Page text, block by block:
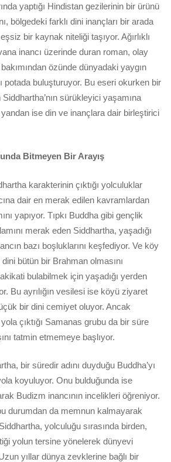
yaptığı Hindistan gezilerinin bir ürünü
bölgedeki farklı dini inançları bir arada
bir kaynak niteliği taşıyor. Ağırlıklı
inancı üzerinde duran roman, olay
özünde dünyadaki yaygın
potada buluşturuyor. Bu eseri okurken bir
sürükleyici yaşamına
yandan ise din ve inançlara dair birleştirici
Bitmeyen Bir Arayış
karakterinin çıktığı yolculuklar
dair en merak edilen kavramlardan
yapıyor. Tıpkı Buddha gibi gençlik
merak eden Siddhartha, yaşadığı
bazı boşluklarını keşfediyor. Ve köy
dini bütün bir Brahman olmasını
bulabilmek için yaşadığı yerden
Bu ayrılığın vesilesi ise köyü ziyaret
bir dini cemiyet oluyor. Ancak
çıktığı Samanas grubu da bir süre
tatmin etmemeye başlıyor.
bir süredir adını duyduğu Buddha’yı
koyuluyor. Onu bulduğunda ise
Budizm inancının incelikleri öğreniyor.
durumdan da memnun kalmayarak
yolculuğu sırasında birden,
yolun tersine yönelerek dünyevi
yıllar dünya zevklerine bağlı bir